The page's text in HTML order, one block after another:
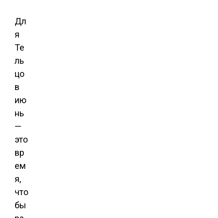
Дл
я
Те
ль
цо
в
ию
нь
—
это
вр
ем
я,
что
бы